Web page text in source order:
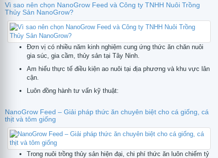
Vì sao nên chọn NanoGrow Feed và Công ty TNHH Nuôi Trồng
Thủy Sản NanoGrow?
Đơn vị có nhiều năm kinh nghiệm cung ứng thức ăn chăn nuôi
gia súc, gia cầm, thủy sản tại Tây Ninh.
Am hiểu thực tế điều kiện ao nuôi tại địa phương và khu vực lân
cận.
Luôn đồng hành tư vấn kỹ thuật:
NanoGrow Feed – Giải pháp thức ăn chuyên biệt cho cá giống, cá
thịt và tôm giống
Trong nuôi trồng thủy sản hiện đại, chi phí thức ăn luôn chiếm tỷ